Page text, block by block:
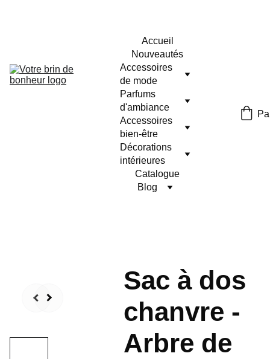
Accueil
Nouveautés
Accessoires
de mode
Parfums
d'ambiance
Accessoires
bien-être
Décorations
intérieures
Catalogue
Blog
Sac à dos
chanvre -
Arbre de